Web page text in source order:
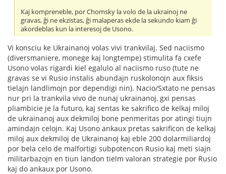
Kaj kompreneble, por Chomsky la volo de la ukrainoj ne
gravas, ĝi ne ekzistas, ĝi malaperas ekde la sekundo kiam ĝi
akordeblas kun la interesoj de Usono.
Vi konsciu ke Ukrainanoj volas vivi trankvilaj. Sed naciismo
(diversmaniere, monege kaj longtempe) stimulita fa cxefe
Usono volas rigardi kiel egalulo al naciismo ruso (tute ne
gravas se vi Rusio instalis abundajn ruskolonojn aux fiksis
tielajn landlimojn por dependigi nin). Nacio/Sxtato ne pensas
nur pri la trankvila vivo de nunaj ukrainanoj, gxi pensas
pliambicie je la futuro, kaj sentas ke sakrifico de kelkaj miloj
de ukrainanoj aux dekmiloj bone penmeritas por atingi tiujn
amindajn celojn. Kaj Usono ankaux pretas sakrificon de kelkaj
miloj aux dekmiloj de Ukrainanoj kaj eble 200 dolarmiliardoj
por bela celo de malfortigi subpotencon Rusio kaj meti siajn
militarbazojn en tiun landon tielm valoran strategie por Rusio
kaj do ankaux por Usono.